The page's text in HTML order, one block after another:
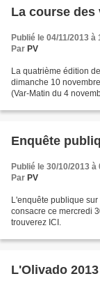
La course des
Publié le 04/11/2013 à
Par PV
La quatrième édition
dimanche 10
(Var-Matin du 4
Enquête
Publié le 30/10/2013 à
Par PV
L'enquête publique
consacre ce mercredi
trouverez ICI.
L'Olivado 2013